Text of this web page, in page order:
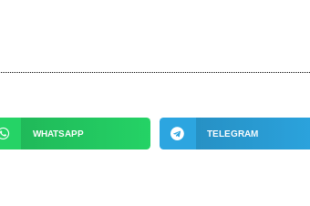
WHATSAPP TELEGRAM